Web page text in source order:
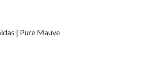
| Pure Mauve